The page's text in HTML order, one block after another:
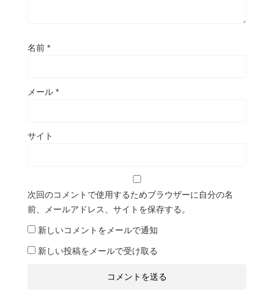
名前 *
メール *
サイト
次回のコメントで使用するためブラウザーに自分の名
前、メールアドレス、サイトを保存する。
新しいコメントをメールで通知
新しい投稿をメールで受け取る